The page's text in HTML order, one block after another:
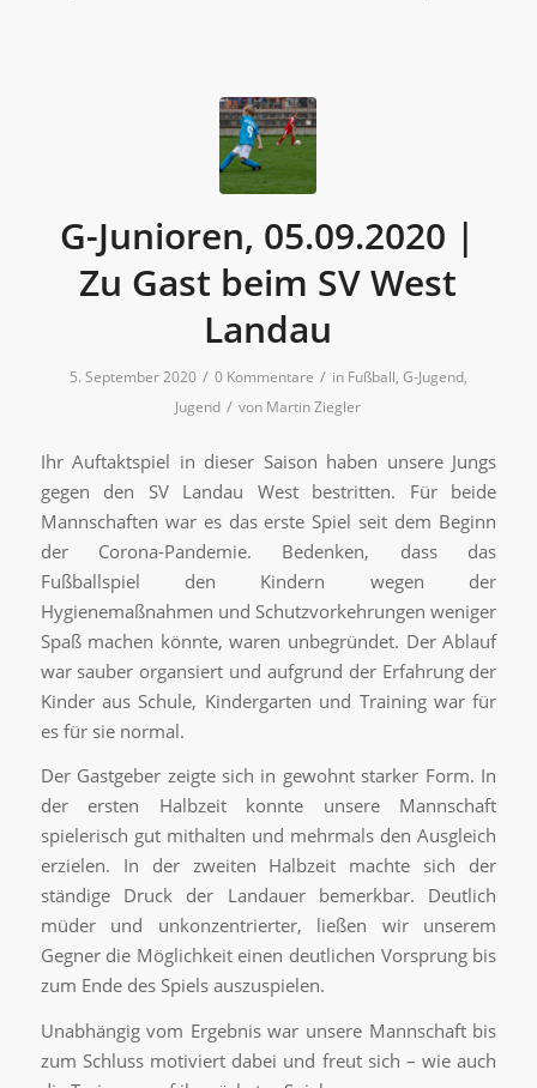
G-Junioren, 05.09.2020 |
Zu Gast beim SV West
Landau
5. September 2020 / 0 Kommentare / in Fußball, G-Jugend,
Jugend / von Martin Ziegler
Ihr Auftaktspiel in dieser Saison haben unsere Jungs
gegen den SV Landau West bestritten. Für beide
Mannschaften war es das erste Spiel seit dem Beginn
der Corona-Pandemie. Bedenken, dass das
Fußballspiel den Kindern wegen der
Hygienemaßnahmen und Schutzvorkehrungen weniger
Spaß machen könnte, waren unbegründet. Der Ablauf
war sauber organsiert und aufgrund der Erfahrung der
Kinder aus Schule, Kindergarten und Training war für
es für sie normal.
Der Gastgeber zeigte sich in gewohnt starker Form. In
der ersten Halbzeit konnte unsere Mannschaft
spielerisch gut mithalten und mehrmals den Ausgleich
erzielen. In der zweiten Halbzeit machte sich der
ständige Druck der Landauer bemerkbar. Deutlich
müder und unkonzentrierter, ließen wir unserem
Gegner die Möglichkeit einen deutlichen Vorsprung bis
zum Ende des Spiels auszuspielen.
Unabhängig vom Ergebnis war unsere Mannschaft bis
zum Schluss motiviert dabei und freut sich – wie auch